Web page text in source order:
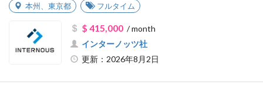
本州 東京都 フルタイム
$ 415,000/ month
インターノッツ社
更新：2026年8月2日